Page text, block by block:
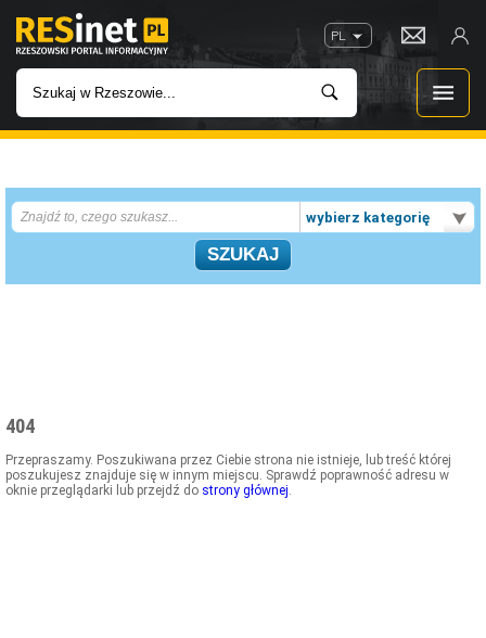
PL
INWESTYCJE
IMPREZY
GASTRONOMIA
wybierz kategorię
404
Przepraszamy. Poszukiwana przez Ciebie strona nie istnieje, lub treść której
poszukujesz znajduje się w innym miejscu. Sprawdź poprawność adresu w
oknie przeglądarki lub przejdź do strony głównej.